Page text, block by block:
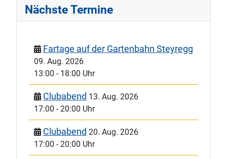
Nächste Termine
Fartage auf der Gartenbahn Steyregg
09. Aug. 2026
13:00 - 18:00 Uhr
Clubabend 13. Aug. 2026
17:00 -20:00 Uhr
Clubabend 20. Aug. 2026
17:00 -20:00 Uhr